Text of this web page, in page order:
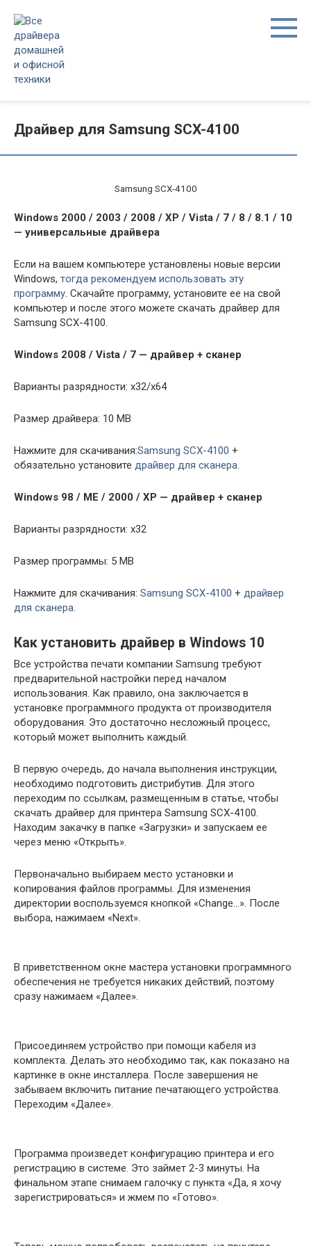
контенту
Драйвер для Samsung SCX-4100
Samsung SCX-4100
Windows 2000 / 2003 / 2008 / XP / Vista / 7 / 8 / 8.1 / 10
— универсальные драйвера
Если на вашем компьютере установлены новые версии
Windows, тогда рекомендуем использовать эту
программу . Скачайте программу, установите ее на свой
компьютер и после этого можете скачать драйвер для
Samsung SCX-4100.
Windows 2008 / Vista / 7 — драйвер + сканер
Варианты разрядности: x32/x64
Размер драйвера: 10 MB
Нажмите для скачивания:Samsung SCX-4100 +
обязательно установите драйвер для сканера
Windows 98 / ME / 2000 / XP — драйвер + сканер
Варианты разрядности: x32
Размер программы: 5 MB
Нажмите для скачивания: Samsung SCX-4100 + драйвер
для сканера
Как установить драйвер в Windows 10
Все устройства печати компании Samsung требуют
предварительной настройки перед началом
использования. Как правило, она заключается в
установке программного продукта от производителя
оборудования. Это достаточно несложный процесс,
который может выполнить каждый.
В первую очередь, до начала выполнения инструкции,
необходимо подготовить дистрибутив. Для этого
переходим по ссылкам, размещенным в статье, чтобы
скачать драйвер для принтера Samsung SCX-4100.
Находим закачку в папке «Загрузки» и запускаем ее
через меню «Открыть».
Первоначально выбираем место установки и
копирования файлов программы. Для изменения
директории воспользуемся кнопкой «Change…». После
выбора, нажимаем «Next».
В приветственном окне мастера установки программного
обеспечения не требуется никаких действий, поэтому
сразу нажимаем «Далее».
Присоединяем устройство при помощи кабеля из
комплекта. Делать это необходимо так, как показано на
картинке в окне инсталлера. После завершения не
забываем включить питание печатающего устройства.
Переходим «Далее».
Программа произведет конфигурацию принтера и его
регистрацию в системе. Это займет 2-3 минуты. На
финальном этапе снимаем галочку с пункта «Да, я хочу
зарегистрироваться» и жмем по «Готово».